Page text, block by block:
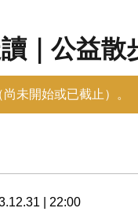
｜公益散
未開始或已截止）。
| 22:00